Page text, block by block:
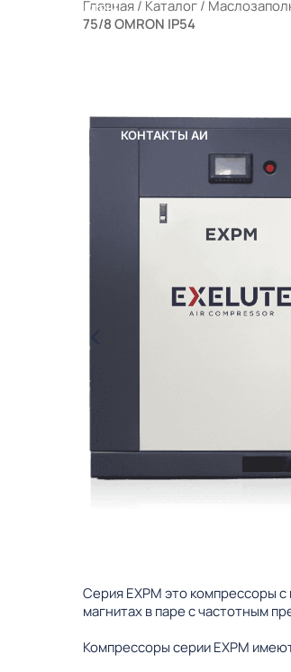
Главная / Каталог /
75/8 OMRON IP54
Серия EXPM это компрессоры
магнитах в паре с частотным
Компрессоры серии EXPM
ФИЛЬТРЫ
КОНТАКТЫ АИ